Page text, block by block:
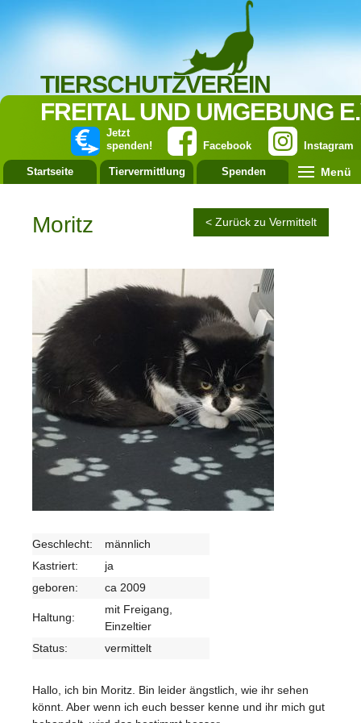
TIERSCHUTZVEREIN
FREITAL UND UMGEBUNG
Instagram
Facebook
Jetzt
spenden!
Startseite Tiervermittlung Spenden Menü
Moritz < Zurück zu Vermittelt
Geschlecht:
männlich
Kastriert:
ja
geboren:
ca 2009
Haltung:
mit Freigang,
Einzeltier
Status:
vermittelt
Hallo, ich bin Moritz. Bin leider ängstlich, wie ihr sehen
könnt. Aber wenn ich euch besser kenne und ihr mich gut